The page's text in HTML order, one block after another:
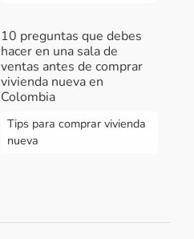
10 preguntas que debes
hacer en una sala de
ventas antes de comprar
vivienda nueva en
Colombia
Tips para comprar vivienda
nueva